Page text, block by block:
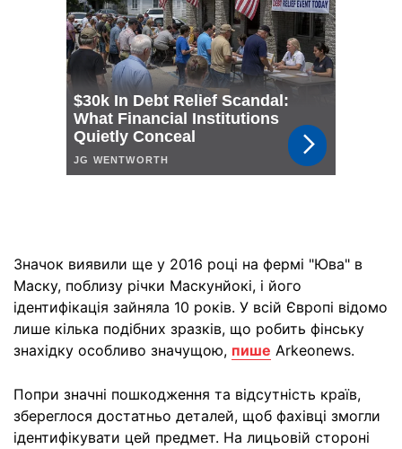
Значок виявили ще у 2016 році на фермі "Юва" в
Маску, поблизу річки Маскунйокі, і його
ідентифікація зайняла 10 років. У всій Європі відомо
лише кілька подібних зразків, що робить фінську
знахідку особливо значущою, пише Arkeonews.
Попри значні пошкодження та відсутність країв,
збереглося достатньо деталей, щоб фахівці змогли
ідентифікувати цей предмет. На лицьовій стороні